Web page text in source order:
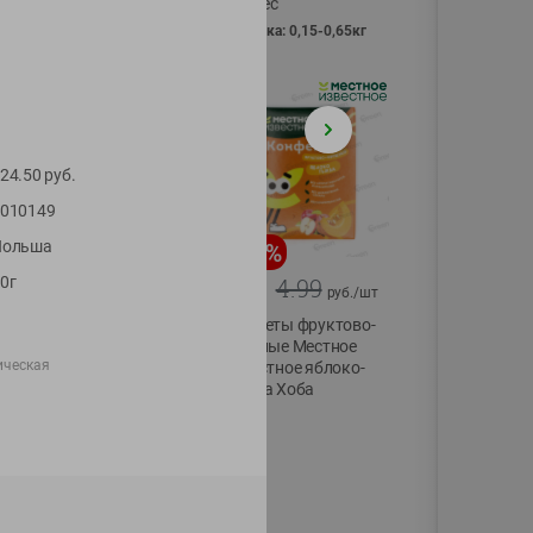
фасовка: 0,15-0,65кг
-13
Молодецкие
%
4.99 руб./шт
Конфеты фруктово-
ягодные Местное
известное яблоко-
тыква Хоба
руб.